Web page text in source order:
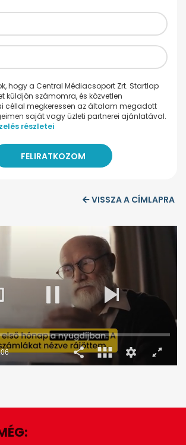
hogy a Central Médiacsoport Zrt. Startlap
küldjön számomra, és közvetlen
céllal megkeressen az általam megadott
saját vagy üzleti partnerei ajánlatával.
részletei
VISSZA A CÍMLAPRA